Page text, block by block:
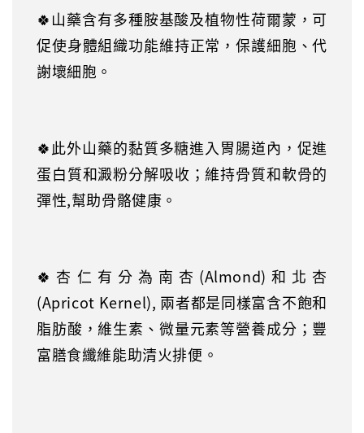
🍀山藥含有多種胺基酸及植物性荷爾蒙，可
促使身體組織功能維持正常，保護細胞、代
謝壞細胞。
🍀此外山藥的黏質多糖進入胃腸道內，促進
蛋白質和澱粉分解吸收；維持骨質和軟骨的
彈性,幫助骨骼健康。
🍀 杏仁有分為南杏(Almond)和北杏
(Apricot Kernel), 兩者都是同樣富含不飽和
脂肪酸，維生素、微量元素等營養成分；豐
富膳食纖維能助清火排便。